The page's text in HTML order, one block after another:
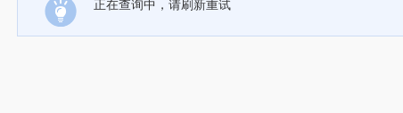
正在查询中，请刷新重试